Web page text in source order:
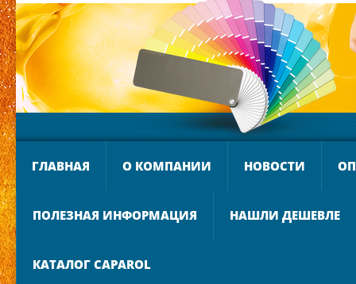
ГЛАВНАЯ О КОМПАНИИ НОВОСТИ
ПОЛЕЗНАЯ ИНФОРМАЦИЯ НАШЛИ ДЕШЕВЛЕ
КАТАЛОГ CAPAROL